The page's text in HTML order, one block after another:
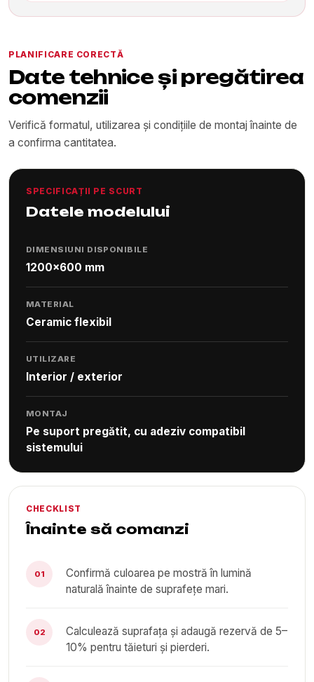
PLANIFICARE CORECTĂ
Date tehnice și pregătirea
comenzii
Verifică formatul, utilizarea și condițiile de montaj înainte de
a confirma cantitatea.
SPECIFICAȚII PE SCURT
Datele modelului
DIMENSIUNI DISPONIBILE
1200x600 mm
MATERIAL
Ceramic flexibil
UTILIZARE
Interior / exterior
MONTAJ
Pe suport pregătit, cu adeziv compatibil
sistemului
CHECKLIST
Înainte să comanzi
01
Confirmă culoarea pe mostră în lumină
naturală înainte de suprafețe mari.
02
Calculează suprafața și adaugă rezervă de 5–
10% pentru tăieturi și pierderi.